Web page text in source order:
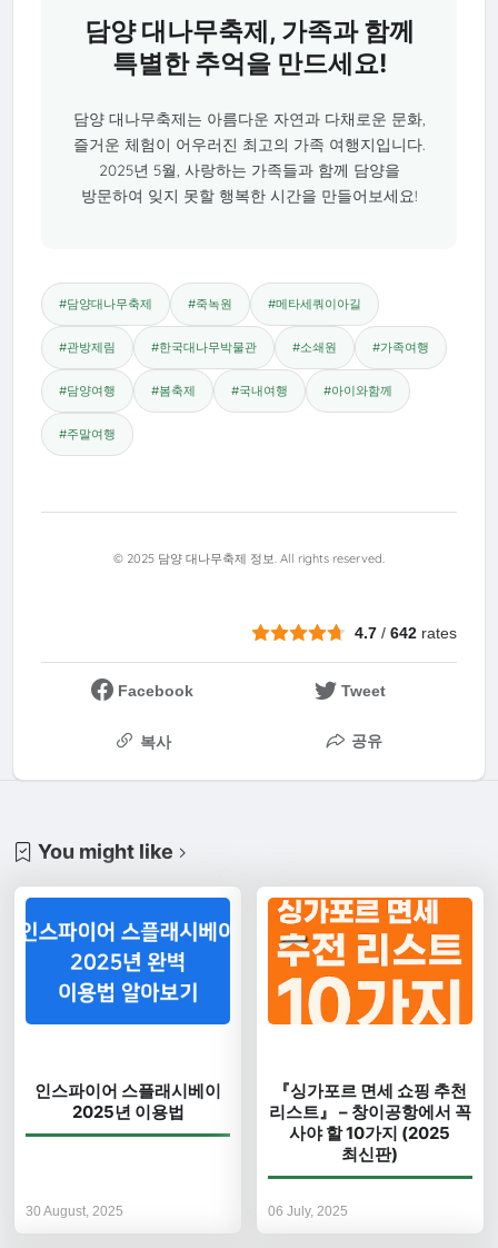
담양 대나무축제, 가족과 함께
특별한 추억을 만드세요!
담양 대나무축제는 아름다운 자연과 다채로운 문화,
즐거운 체험이 어우러진 최고의 가족 여행지입니다.
2025년 5월, 사랑하는 가족들과 함께 담양을
방문하여 잊지 못할 행복한 시간을 만들어보세요!
#담양대나무축제 #죽녹원 #메타세쿼이아길
#관방제림 #한국대나무박물관 #소쇄원 #가족여행
#담양여행 #봄축제 #국내여행 #아이와함께
#주말여행
© 2025 담양 대나무축제 정보. All rights reserved.
4.7 /642 rates
Facebook Tweet
복사 공유
You might like
인스파이어 스플래시베이
2025년 이용법
30 August, 2025
『싱가포르 면세 쇼핑 추천
리스트』 – 창이공항에서 꼭
사야 할 10가지 (2025
최신판)
06 July, 2025